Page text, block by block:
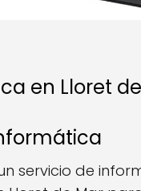
en Lloret
servicio de